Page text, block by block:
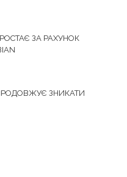
ЗА РАХУНОК
ЗНИКАТИ